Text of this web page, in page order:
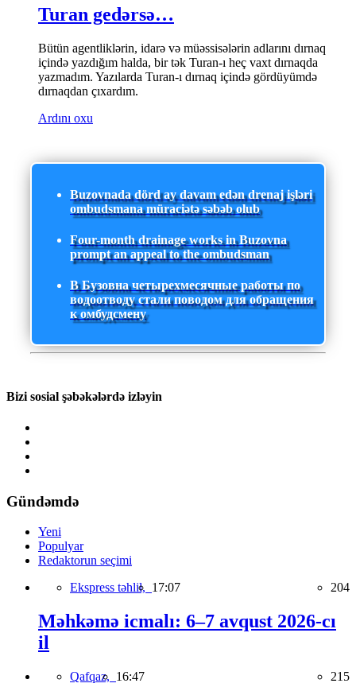
Turan gedərsə…
Bütün agentliklərin, idarə və müəssisələrin adlarını dırnaq
içində yazdığım halda, bir tək Turan-ı heç vaxt dırnaqda
yazmadım. Yazılarda Turan-ı dırnaq içində gördüyümdə
dırnaqdan çıxardım.
Ardını oxu
Buzovnada dörd ay davam edən drenaj işləri
ombudsmana müraciətə səbəb olub
Four-month drainage works in Buzovna
prompt an appeal to the ombudsman
В Бузовна четырехмесячные работы по
водоотводу стали поводом для обращения
к омбудсмену
Bizi sosial şəbəkələrdə izləyin
Gündəmdə
Yeni
Populyar
Redaktorun seçimi
Ekspress təhlil, 17:07 204
Məhkəmə icmalı: 6–7 avqust 2026-cı
il
Qafqaz, 16:47 215